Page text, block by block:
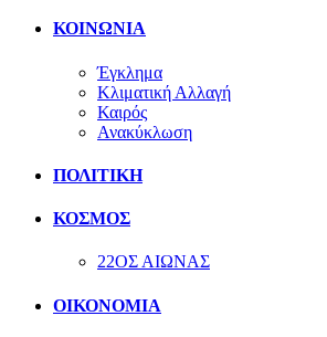
ΚΟΙΝΩΝΙΑ
Έγκλημα
Κλιματική Αλλαγή
Καιρός
Ανακύκλωση
ΠΟΛΙΤΙΚΗ
ΚΟΣΜΟΣ
22ΟΣ ΑΙΩΝΑΣ
ΟΙΚΟΝΟΜΙΑ